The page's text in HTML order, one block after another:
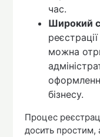
час.
Широкий
можна
бізнесу.
Процес
досить простим,